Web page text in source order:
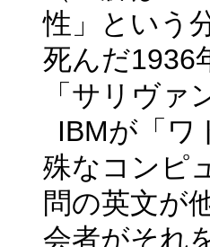
性」という
死んだ1936
「サリヴ
IBMが「ワ
殊なコンピ
問の英文が
会者がそれ